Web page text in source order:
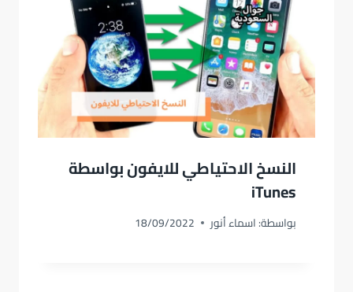
النسخ الاحتياطي للايفون بواسطة
iTunes
بواسطة:اسماء أنور 18/09/2022